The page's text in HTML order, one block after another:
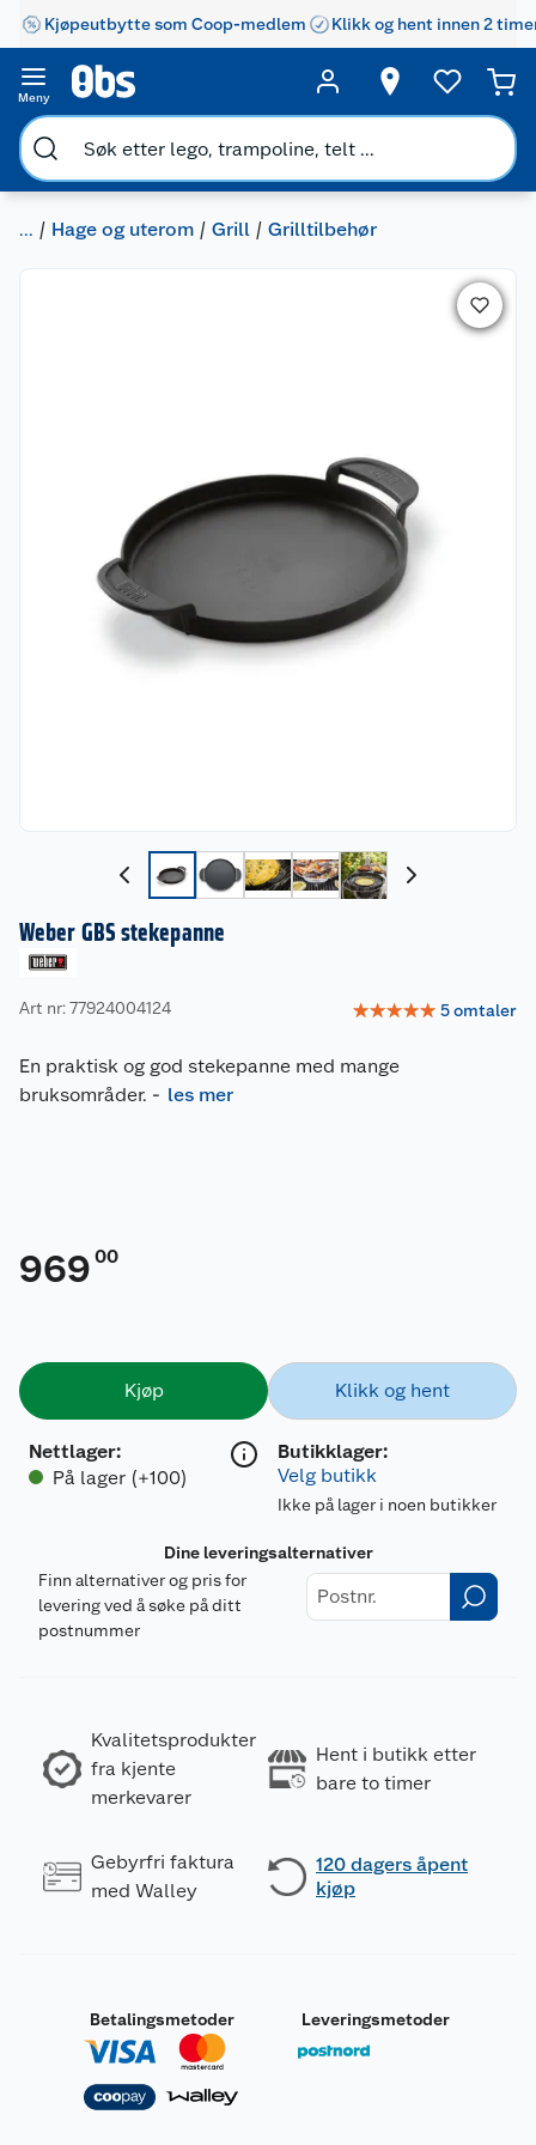
Kjøpeutbytte som Coop-medlem Klikk og hent innen 2
Meny
... Hage og uterom Grill Grilltilbehør
Weber GBS stekepanne
Art nr: 77924004124 ☆☆☆☆☆ 5omtaler
En praktisk og god stekepanne med mange
bruksområder. - les mer
969 00
Kjøp
Nettlager:
På lager (+100)
Klikk og hent
Butikklager:
Velg butikk
Ikke på lager i noen butikker
Dine leveringsalternativer
Finn alternativer og pris for
levering ved å søke på ditt
postnummer
Kvalitetsprodukter
fra kjente
merkevarer
Hent i butikk etter
bare to timer
Gebyrfri faktura
med Walley
120 dagers åpent
kjøp
Betalingsmetoder Leveringsmetoder